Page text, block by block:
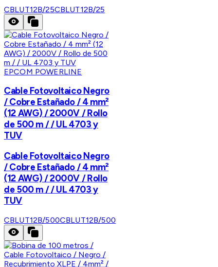
CBLUT12B/25CBLUT12B/25
EPCOM POWERLINE
Cable Fotovoltaico Negro
/ Cobre Estañado / 4 mm²
(12 AWG) / 2000V / Rollo
de 500 m / / UL 4703 y
TUV
Cable Fotovoltaico Negro
/ Cobre Estañado / 4 mm²
(12 AWG) / 2000V / Rollo
de 500 m / / UL 4703 y
TUV
CBLUT12B/500CBLUT12B/500